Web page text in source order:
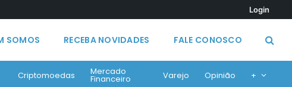
Login
SOMOS RECEBA NOVIDADES FALE CONOSCO
Criptomoedas Mercado
Financeiro Varejo Opinião +